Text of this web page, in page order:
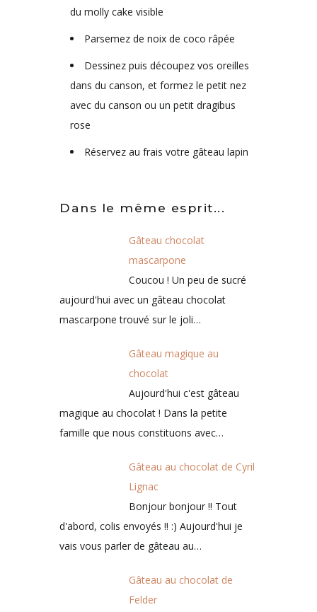
du molly cake visible
Parsemez de noix de coco râpée
Dessinez puis découpez vos oreilles
dans du canson, et formez le petit nez
avec du canson ou un petit dragibus
rose
Réservez au frais votre gâteau lapin
Dans le même esprit...
Gâteau chocolat
mascarpone
Coucou ! Un peu de sucré
aujourd'hui avec un gâteau chocolat
mascarpone trouvé sur le joli…
Gâteau magique au
chocolat
Aujourd'hui c'est gâteau
magique au chocolat ! Dans la petite
famille que nous constituons avec…
Gâteau au chocolat de Cyril
Lignac
Bonjour bonjour !! Tout
d'abord, colis envoyés !! :) Aujourd'hui je
vais vous parler de gâteau au…
Gâteau au chocolat de
Felder